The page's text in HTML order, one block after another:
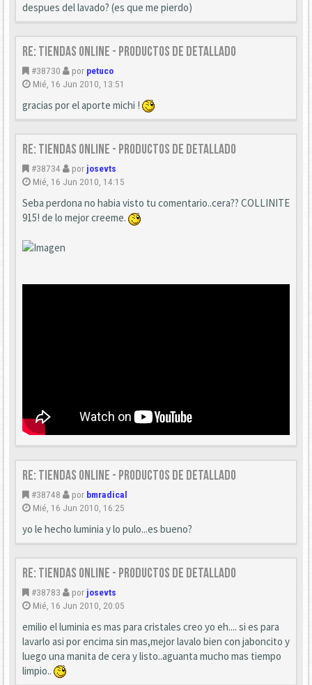
despues del lavado? (es que me pierdo)
Re: Tiendas Online - Productos de detallado
#38730 por petuco
Mié, 16 Jun 2010, 13:51
gracias por el aporte michi !
Re: Tiendas Online - Productos de detallado
#38734 por josevts
Mié, 16 Jun 2010, 14:15
Seba perdona no habia visto tu comentario..cera?? COLLINITE
915! de lo mejor creeme.
Re: Tiendas Online - Productos de detallado
#38748 por bmradical
Mié, 16 Jun 2010, 16:25
yo le hecho luminia y lo pulo...es bueno?
Re: Tiendas Online - Productos de detallado
#38783 por josevts
Mié, 16 Jun 2010, 20:05
emilio el luminia es mas para cristales creo yo eh.... si es para
lavarlo asi por encima sin mas,mejor lavalo bien con jaboncito y
luego una manita de cera y listo..aguanta mucho mas tiempo
limpio..